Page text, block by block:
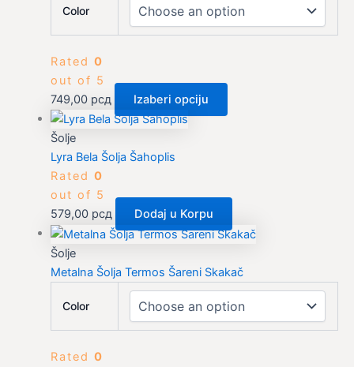
Color
Rated 0
out of 5
749,00 рсд Izaberi opciju
Šolje
Lyra Bela Šolja Šahoplis
Rated 0
out of 5
579,00 рсд Dodaj u Korpu
Šolje
Metalna Šolja Termos Šareni Skakač
Color
Rated 0